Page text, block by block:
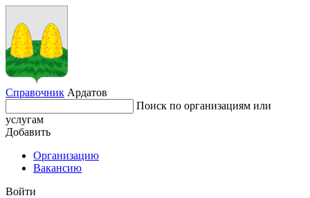
Справочник Ардатов
Поиск по организациям или
услугам
Добавить
Организацию
Вакансию
Войти